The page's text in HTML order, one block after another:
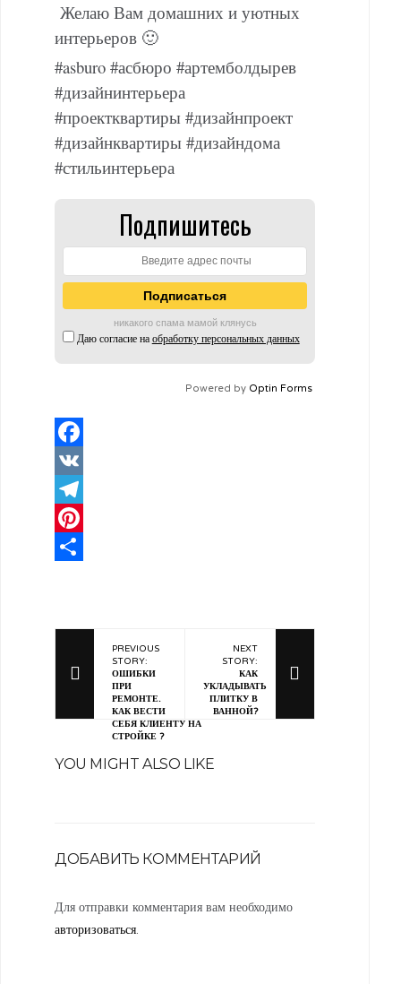
Желаю Вам домашних и уютных
интерьеров 🙂
#asburo #асбюро #артемболдырев
#дизайнинтерьера
#проектквартиры #дизайнпроект
#дизайнквартиры #дизайндома
#стильинтерьера
Подпишитесь
никакого спама мамой клянусь
Даю согласие на обработку персональных данных
Powered by Optin Forms
Facebook
VK
Telegram
Pinterest
PREVIOUS
STORY:
ОШИБКИ
ПРИ
РЕМОНТЕ.
КАК ВЕСТИ
СЕБЯ КЛИЕНТУ НА
СТРОЙКЕ ?
NEXT
STORY:
КАК
УКЛАДЫВАТЬ
ПЛИТКУ В
ВАННОЙ?
YOU MIGHT ALSO LIKE
ДОБАВИТЬ КОММЕНТАРИЙ
Для отправки комментария вам необходимо
авторизоваться.